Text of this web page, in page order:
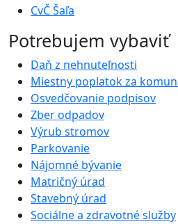
CvČ Šaľa
Potrebujem vybaviť
Daň z nehnuteľnosti
Miestny poplatok za
Osvedčovanie podpisov
Zber odpadov
Výrub stromov
Parkovanie
Nájomné bývanie
Matričný úrad
Stavebný úrad
Sociálne a zdravotné služby